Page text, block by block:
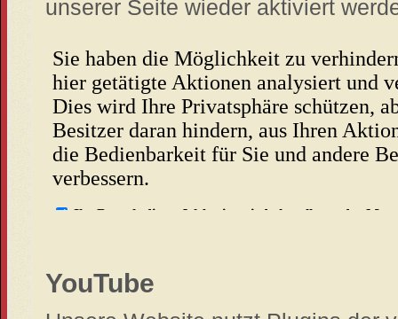
unserer Seite wieder aktiviert
YouTube